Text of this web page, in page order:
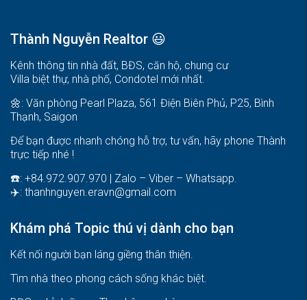
Thành Nguyễn Realtor 😃
Kênh thông tin nhà đất, BĐS, căn hộ, chung cư
Villa biệt thự, nhà phố, Condotel mới nhất.
🌼: Văn phòng Pearl Plaza, 561 Điện Biên Phủ, P25, Bình
Thạnh, Saigon
Để bạn được nhanh chóng hỗ trợ, tư vấn, hãy phone Thành
trực tiếp nhé !
☎️: +84.972.907.970 | Zalo – Viber – Whatsapp.
✈️: thanhnguyen.eravn@gmail.com
Khám phá Topic thú vị dành cho bạn
Kết nối người bạn láng giềng thân thiện.
Tìm nhà theo phong cách sống khác biệt